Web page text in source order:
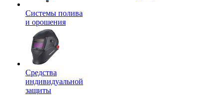
Системы полива
и орошения
Средства
индивидуальной
защиты